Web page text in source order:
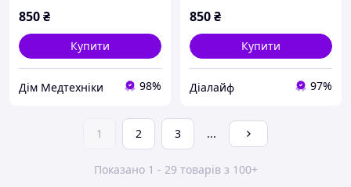
850₴
Купити
Дім Медтехніки 98%
850₴
Купити
Ді‎алайф 97%
1 2 3 ...
Показано 1 - 29 товарів з 100+